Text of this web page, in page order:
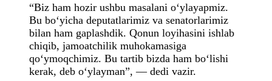
“Biz ham hozir ushbu masalani o‘ylayapmiz.
Bu bo‘yicha deputatlarimiz va senatorlarimiz
bilan ham gaplashdik. Qonun loyihasini ishlab
chiqib, jamoatchilik muhokamasiga
qo‘ymoqchimiz. Bu tartib bizda ham bo‘lishi
kerak, deb o‘ylayman”, — dedi vazir.